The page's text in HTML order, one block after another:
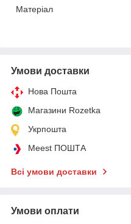
Матеріал
Умови доставки
Нова Пошта
Магазини Rozetka
Укрпошта
Meest ПОШТА
Всі умови доставки
Умови оплати